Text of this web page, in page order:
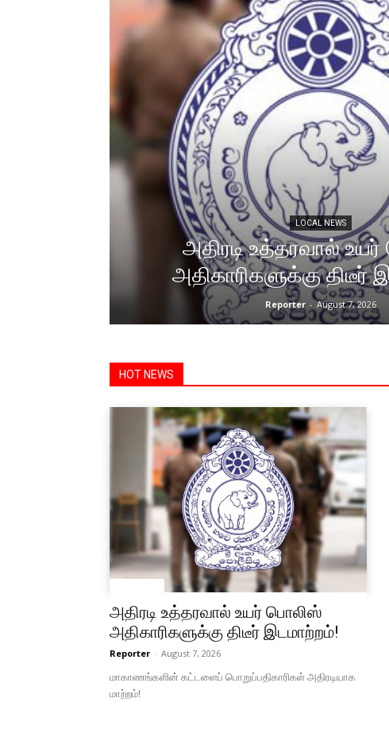
LOCAL NEWS
அதிரடி உத்தரவால்
அதிகாரிகளுக்கு திடீர்
Reporter - August 7, 2026
HOT NEWS
அதிரடி உத்தரவால் உயர் பொலிஸ்
அதிகாரிகளுக்கு திடீர் இடமாற்றம்!
Reporter - August 7, 2026
மாகாணங்களின் கட்டளைப் பொறுப்பதிகாரிகள் அதிரடியாக
மாற்றம்!